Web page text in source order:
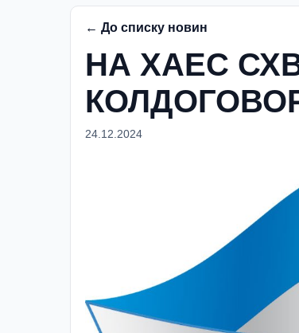
← До списку новин
НА ХАЕС
24.12.2024